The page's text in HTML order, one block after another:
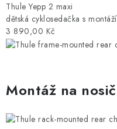
Thule Yepp 2 maxi
dětská cyklosedačka s
3 890,00 Kč
Montáž na nosič